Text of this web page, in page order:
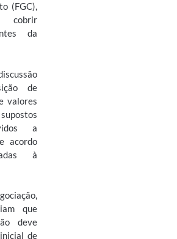
(FGC),
cobrir
da
de
valores
a
acordo
à
que
deve
de